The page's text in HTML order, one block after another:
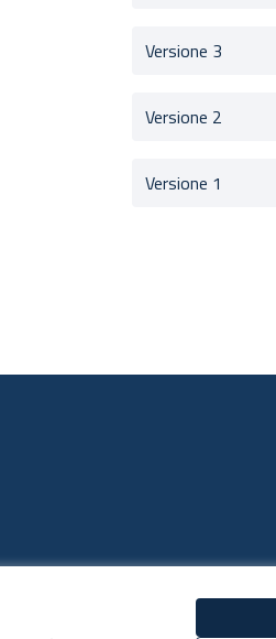
Versione 3
Versione 2
Versione 1